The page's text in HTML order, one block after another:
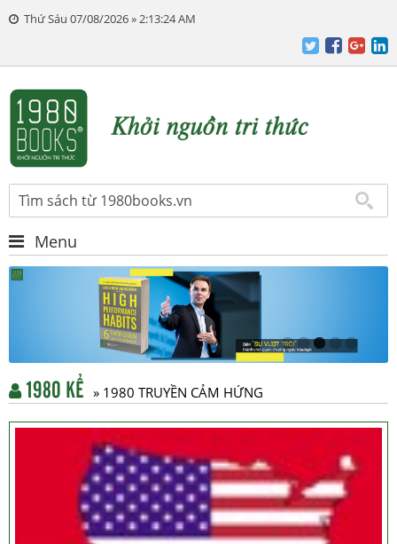
Thứ Sáu 07/08/2026 » 2:13:25 AM
Menu
1980 KỂ » 1980 TRUYỀN CẢM HỨNG